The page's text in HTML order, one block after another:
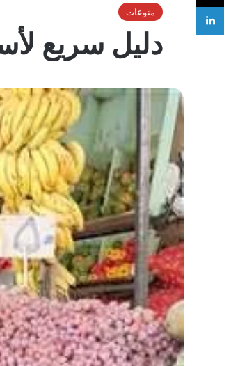
منوعات
دليل سريع
LinkedIn